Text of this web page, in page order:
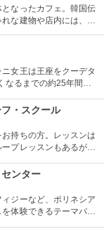
なったカフェ。韓国伝
な建物や店内には、ま
らの陶器やお茶が並
ャラリーは入場無料な
女王は王座をクーデタ
るまでの約25年間、
展示品も見ることがで
・スクール
持ちの方。レッスンは
プレッスンもあるが、
、いざ海へ！
ンター
ジーなど、ポリネシア
体験できるテーマパー